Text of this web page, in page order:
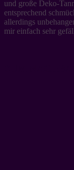
und große Deko-
entsprechend
allerdings
mir einfach sehr